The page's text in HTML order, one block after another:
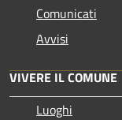
Comunicati
Avvisi
VIVERE IL COMUNE
Luoghi